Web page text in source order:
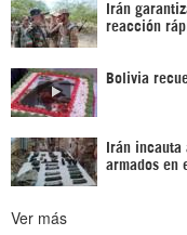
Irán
reacción
Bolivia
Irán incauta
armados en
Ver más